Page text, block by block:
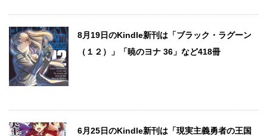
8月19日のKindle新刊は「ブラック・ラグーン
（１２）」「暁のヨナ 36」など418冊
6月25日のKindle新刊は「現実主義勇者の王国